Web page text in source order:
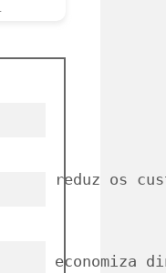
reduz
que
no